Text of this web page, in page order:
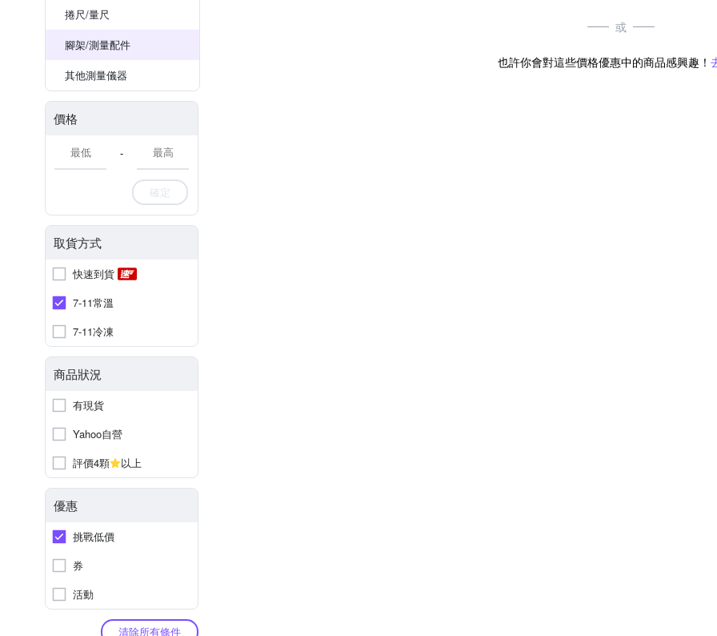
捲尺/量尺
腳架/測量配件
其他測量儀器
價格
-
確定
取貨方式
快速到貨
7-11常溫
7-11冷凍
商品狀況
有現貨
Yahoo自營
評價4顆
以上
優惠
挑戰低價
券
活動
清除所有條件
或
也許你會對這些價格優惠中的商品感興趣！